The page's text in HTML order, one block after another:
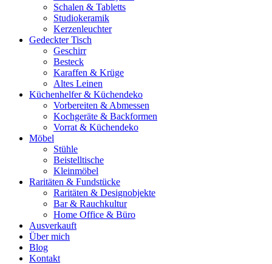
Schalen & Tabletts
Studiokeramik
Kerzenleuchter
Gedeckter Tisch
Geschirr
Besteck
Karaffen & Krüge
Altes Leinen
Küchenhelfer & Küchendeko
Vorbereiten & Abmessen
Kochgeräte & Backformen
Vorrat & Küchendeko
Möbel
Stühle
Beistelltische
Kleinmöbel
Raritäten & Fundstücke
Raritäten & Designobjekte
Bar & Rauchkultur
Home Office & Büro
Ausverkauft
Über mich
Blog
Kontakt